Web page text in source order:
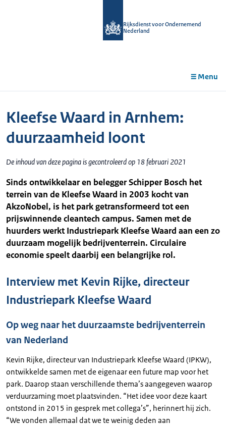
Rijksdienst voor Ondernemend
Nederland
Menu
Kleefse Waard in Arnhem:
duurzaamheid loont
De inhoud van deze pagina is gecontroleerd op 18 februari 2021
Sinds ontwikkelaar en belegger Schipper Bosch het
terrein van de Kleefse Waard in 2003 kocht van
AkzoNobel, is het park getransformeerd tot een
prijswinnende cleantech campus. Samen met de
huurders werkt Industriepark Kleefse Waard aan een zo
duurzaam mogelijk bedrijventerrein. Circulaire
economie speelt daarbij een belangrijke rol.
Interview met Kevin Rijke, directeur
Industriepark Kleefse Waard
Op weg naar het duurzaamste bedrijventerrein
van Nederland
Kevin Rijke, directeur van Industriepark Kleefse Waard (IPKW),
ontwikkelde samen met de eigenaar een future map voor het
park. Daarop staan verschillende thema’s aangegeven waarop
verduurzaming moet plaatsvinden. “Het idee voor deze kaart
ontstond in 2015 in gesprek met collega’s”, herinnert hij zich.
“We vonden allemaal dat we te weinig deden aan